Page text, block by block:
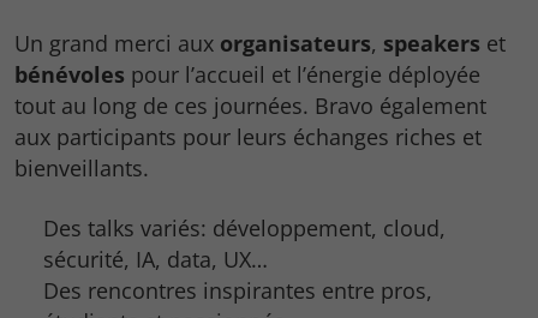
Un grand merci aux organisateurs, speakers et
bénévoles pour l’accueil et l’énergie déployée
tout au long de ces journées. Bravo également
aux participants pour leurs échanges riches et
bienveillants.
Des talks variés: développement, cloud,
sécurité, IA, data, UX…
Des rencontres inspirantes entre pros,